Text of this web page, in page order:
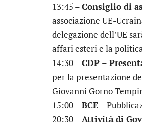
13:45 –Consiglio di
associazione UE-
delegazione dell’UE
affari esteri e la
14:30 –CDP –
per la presentazione
Giovanni Gorno
15:00 –BCE–
20:30 –Attività di